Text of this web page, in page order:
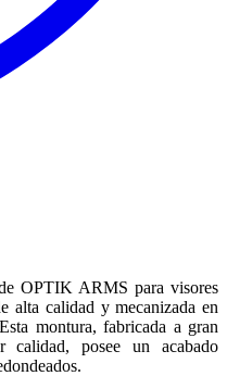
OPTIK ARMS para visores
alta calidad y mecanizada en
montura, fabricada a gran
calidad, posee un acabado